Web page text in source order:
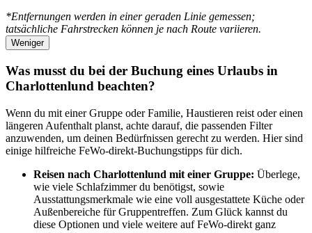
*Entfernungen werden in einer geraden Linie gemessen;
tatsächliche Fahrstrecken können je nach Route variieren.
Weniger
Was musst du bei der Buchung eines Urlaubs in
Charlottenlund beachten?
Wenn du mit einer Gruppe oder Familie, Haustieren reist oder einen
längeren Aufenthalt planst, achte darauf, die passenden Filter
anzuwenden, um deinen Bedürfnissen gerecht zu werden. Hier sind
einige hilfreiche FeWo-direkt-Buchungstipps für dich.
Reisen nach Charlottenlund mit einer Gruppe: Überlege,
wie viele Schlafzimmer du benötigst, sowie
Ausstattungsmerkmale wie eine voll ausgestattete Küche oder
Außenbereiche für Gruppentreffen. Zum Glück kannst du
diese Optionen und viele weitere auf FeWo-direkt ganz